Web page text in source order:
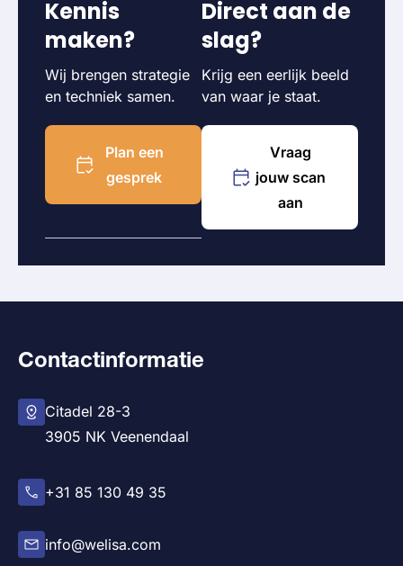
Kennis
maken?
Wij brengen strategie
en techniek samen.
Plan een
gesprek
Direct aan de
slag?
Krijg een eerlijk beeld
van waar je staat.
Vraag
jouw scan
aan
Contactinformatie
Citadel 28-3
3905 NK Veenendaal
+31 85 130 49 35
info@welisa.com